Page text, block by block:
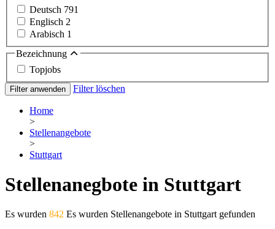
Deutsch 791
Englisch 2
Arabisch 1
Bezeichnung
Topjobs
Filter anwenden Filter löschen
Home
>
Stellenangebote
>
Stuttgart
Stellenanegbote in Stuttgart
Es wurden 842 Es wurden Stellenangebote in Stuttgart gefunden